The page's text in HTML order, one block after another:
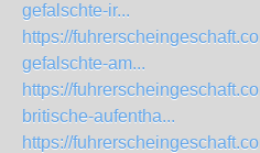
gefalschte-ir...
https://
gefalschte-am...
https://
britische-aufentha...
https://